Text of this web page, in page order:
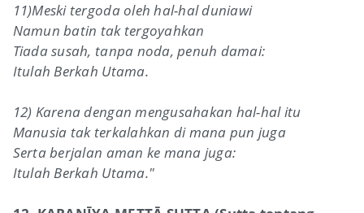
11)Meski tergoda oleh hal-hal duniawi
Namun batin tak tergoyahkan
Tiada susah, tanpa noda, penuh damai:
Itulah Berkah Utama.
12) Karena dengan mengusahakan hal-hal itu
Manusia tak terkalahkan di mana pun juga
Serta berjalan aman ke mana juga:
Itulah Berkah Utama."